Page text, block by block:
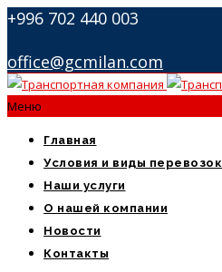
+996 702 440 003
office@gcmilan.com
Меню
Главная
Условия и виды перевозок
Наши услуги
О нашей компании
Новости
Контакты